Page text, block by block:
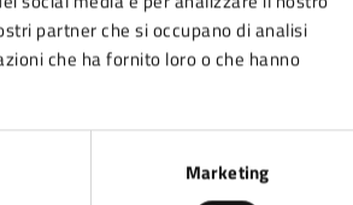
partner che si occupano di analisi
che ha fornito loro o che hanno
Marketing